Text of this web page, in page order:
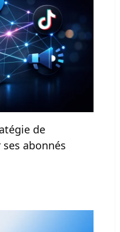
de
abonnés